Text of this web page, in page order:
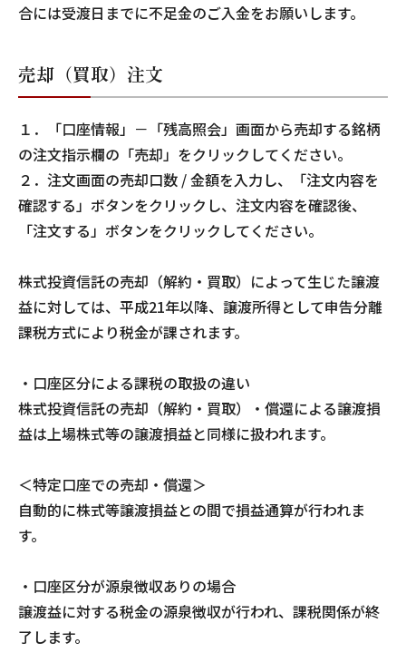
合には受渡日までに不足金のご入金をお願いします。
売却（買取）注文
１．「口座情報」－「残高照会」画面から売却する銘柄
の注文指示欄の「売却」をクリックしてください。
２．注文画面の売却口数 / 金額を入力し、「注文内容を
確認する」ボタンをクリックし、注文内容を確認後、
「注文する」ボタンをクリックしてください。
株式投資信託の売却（解約・買取）によって生じた譲渡
益に対しては、平成21年以降、譲渡所得として申告分離
課税方式により税金が課されます。
・口座区分による課税の取扱の違い
株式投資信託の売却（解約・買取）・償還による譲渡損
益は上場株式等の譲渡損益と同様に扱われます。
＜特定口座での売却・償還＞
自動的に株式等譲渡損益との間で損益通算が行われま
す。
・口座区分が源泉徴収ありの場合
譲渡益に対する税金の源泉徴収が行われ、課税関係が終
了します。